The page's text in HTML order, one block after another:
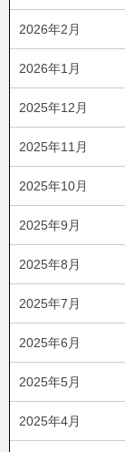
2026年2月
2026年1月
2025年12月
2025年11月
2025年10月
2025年9月
2025年8月
2025年7月
2025年6月
2025年5月
2025年4月